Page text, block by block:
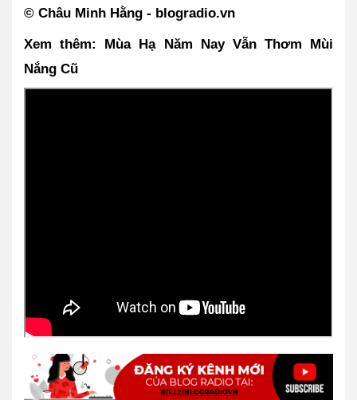
© Châu Minh Hằng - blogradio.vn
Xem thêm: Mùa Hạ Năm Nay Vẫn Thơm Mùi
Nắng Cũ